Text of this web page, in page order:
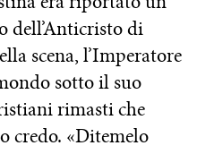
dell’Anticristo di
scena, l’Imperatore
sotto il suo
rimasti che
credo. «Ditemelo